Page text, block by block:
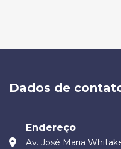
Dados de
Endereço
Av. José Maria